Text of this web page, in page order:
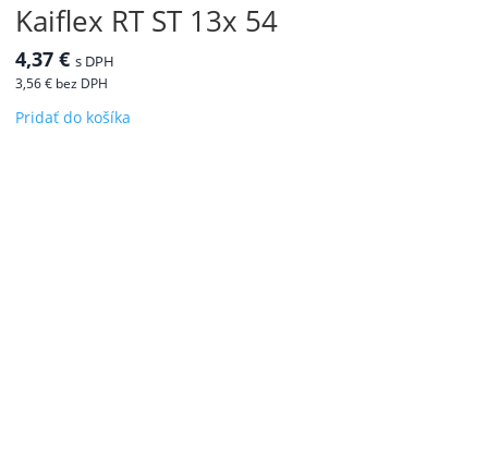
Kaiflex RT ST 13x 54
4,37 € s DPH
3,56€ bez DPH
Pridať do košíka